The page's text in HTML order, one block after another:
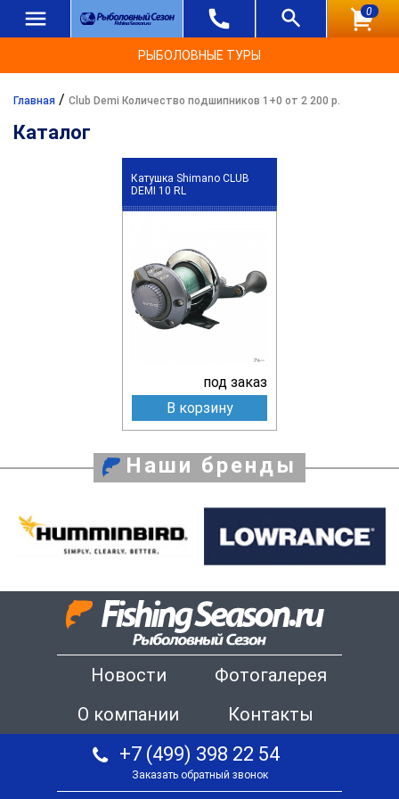
0
РЫБОЛОВНЫЕ ТУРЫ
Главная / Club Demi Количество подшипников 1+0 от 2 200 р.
Каталог
Катушка Shimano CLUB
DEMI 10 RL
под заказ
В корзину
Наши бренды
Новости
Фотогалерея
О компании
Контакты
+7 (499) 398 22 54
Заказать обратный звонок